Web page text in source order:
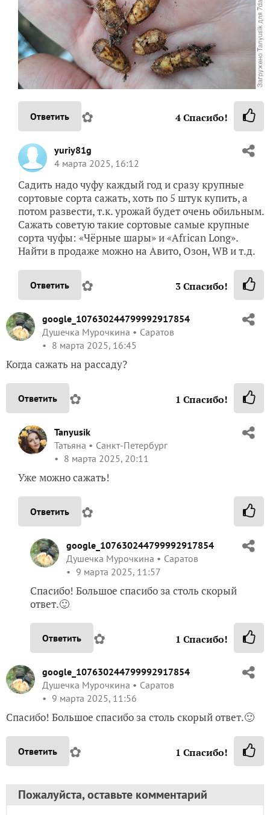
Ответить ✿ 4Спасибо!
yuriy81g
4 марта 2025, 16:12
Садить надо чуфу каждый год и сразу крупные
сортовые сорта сажать, хоть по 5 штук купить, а
потом развести, т.к. урожай будет очень обильным.
Сажать советую такие сортовые самые крупные
сорта чуфы: «Чёрные шары» и «African Long».
Найти в продаже можно на Авито, Озон, WB и т.д.
Ответить ✿ 3Спасибо!
google_107630244799992917854
Душечка Мурочкина
Саратов
8 марта 2025, 16:45
Когда сажать на рассаду?
Ответить ✿ 1 Спасибо!
Tanyusik
Татьяна
Санкт-Петербург
8 марта 2025, 20:11
Уже можно сажать!
Ответить ✿
google_107630244799992917854
Душечка Мурочкина
Саратов
9 марта 2025, 11:57
Спасибо! Большое спасибо за столь скорый
ответ.🙂
Ответить ✿ 1 Спасибо!
google_107630244799992917854
Душечка Мурочкина
Саратов
9 марта 2025, 11:56
Спасибо! Большое спасибо за столь скорый ответ.🙂
Ответить ✿ 1 Спасибо!
Пожалуйста, оставьте комментарий